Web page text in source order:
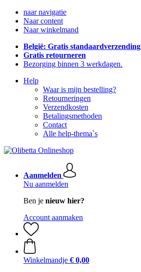
naar navigatie
Naar content
Naar winkelmand
België: Gratis standaardverzending
Gratis retourneren
Bezorging binnen 3 werkdagen.
Help
Waar is mijn bestelling?
Retourneringen
Verzendkosten
Betalingsmethoden
Contact
Alle help-thema`s
Aanmelden
Nu aanmelden
Ben je nieuw hier?
Account aanmaken
Winkelmandje € 0,00